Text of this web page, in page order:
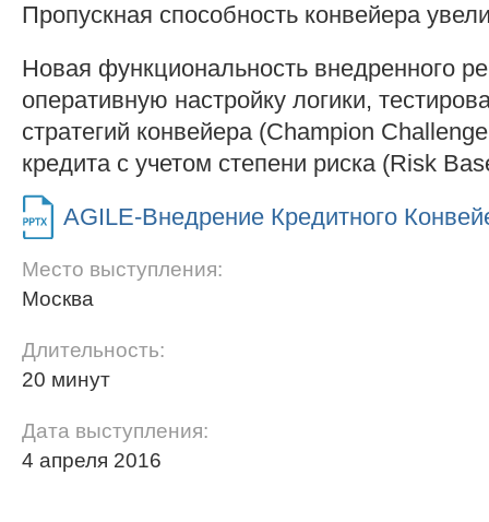
Пропускная способность конвейера
Новая функциональность внедренного
оперативную настройку логики,
стратегий конвейера (Champion
кредита с учетом степени риска (Risk
AGILE-Внедрение Кредитного
Место выступления:
Москва
Длительность:
20 минут
Дата выступления:
4 апреля 2016